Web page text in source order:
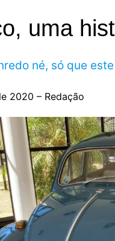
uma
né, só que
2020 – Redação